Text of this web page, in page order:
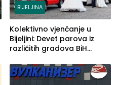
BIJELJINA
Kolektivno vjenčanje u
Bijeljini: Devet parova iz
različitih gradova BiH